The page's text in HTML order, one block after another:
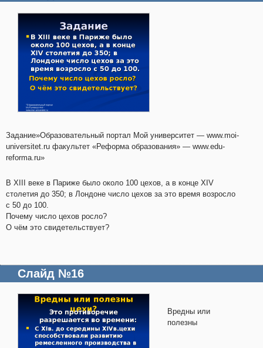
Задание»Образовательный портал Мой университет — www.moi-
universitet.ru факультет «Реформа образования» — www.edu-
reforma.ru»
В XIII веке в Париже было около 100 цехов, а в конце XIV
столетия до 350; в Лондоне число цехов за это время возросло
с 50 до 100.
Почему число цехов росло?
О чём это свидетельствует?
Слайд №16
Вредны или
полезны